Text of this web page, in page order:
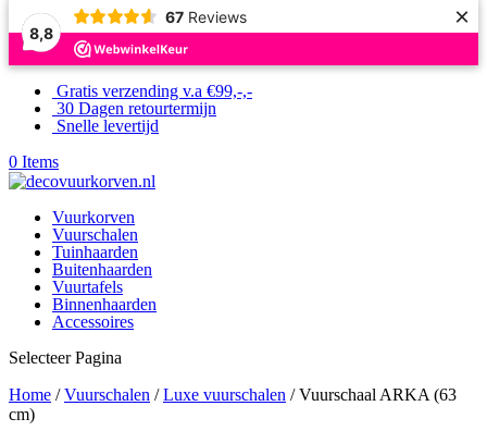
8,8
67 Reviews ×
Gratis verzending v.a €99,-,-
30 Dagen retourtermijn
Snelle levertijd
0 Items
Vuurkorven
Vuurschalen
Tuinhaarden
Buitenhaarden
Vuurtafels
Binnenhaarden
Accessoires
Selecteer Pagina
Home /Vuurschalen /Luxe vuurschalen / Vuurschaal ARKA (63
cm)